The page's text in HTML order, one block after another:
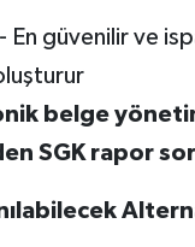
En güvenilir ve
belge
SGK rapor